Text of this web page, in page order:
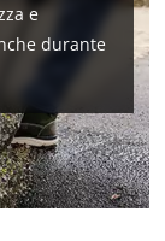
e
durante